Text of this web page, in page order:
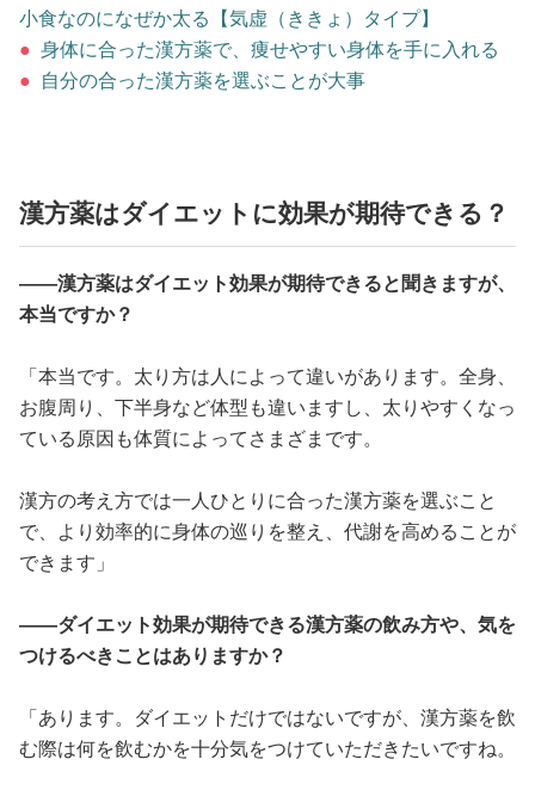
小食なのになぜか太る【気虚（ききょ）タイプ】
● 身体に合った漢方薬で、痩せやすい身体を手に入れる
●
自分の合った漢方薬を選ぶことが大事
漢方薬はダイエットに効果が期待できる？
――漢方薬はダイエット効果が期待できると聞きますが、
本当ですか？
「本当です。太り方は人によって違いがあります。全身、
お腹周り、下半身など体型も違いますし、太りやすくなっ
ている原因も体質によってさまざまです。
漢方の考え方では一人ひとりに合った漢方薬を選ぶこと
で、より効率的に身体の巡りを整え、代謝を高めることが
できます」
――ダイエット効果が期待できる漢方薬の飲み方や、気を
つけるべきことはありますか？
「あります。ダイエットだけではないですが、漢方薬を飲
む際は何を飲むかを十分気をつけていただきたいですね。